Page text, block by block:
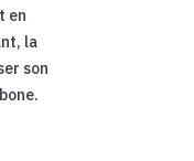
en
la
son